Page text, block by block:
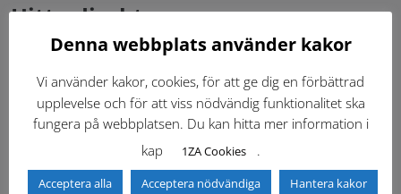
Hitta direkt
Gällande standardritningar (Dwg och pdf)
Dokumentbibliotek Kontaktlista
Tidigare versioner Nyheter
Denna webbplats använder kakor
Vi använder kakor, cookies, för att ge dig en förbättrad
upplevelse och för att viss nödvändig funktionalitet ska
fungera på webbplatsen. Du kan hitta mer information i
kap
1ZA Cookies .
Acceptera alla Acceptera nödvändiga Hantera kakor